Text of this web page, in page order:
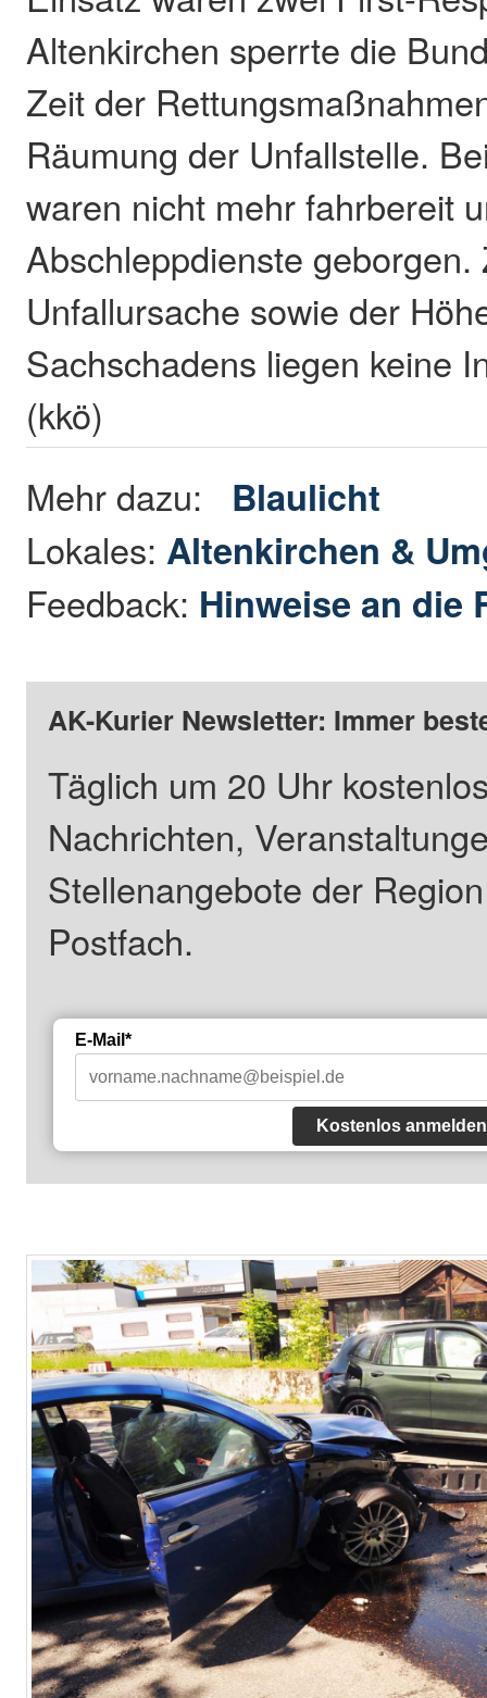
Altenkirchen sperrte die
Zeit der
Räumung der Unfallstelle.
waren nicht mehr fahrbereit
Abschleppdienste geborgen.
Unfallursache sowie der
Sachschadens liegen keine
(kkö)
Mehr dazu: Blaulicht
Lokales: Altenkirchen &
Feedback: Hinweise an die
AK-Kurier Newsletter: Immer
Täglich um 20 Uhr
Nachrichten,
Stellenangebote der
Postfach.
E-Mail*
Kostenlos anmelden